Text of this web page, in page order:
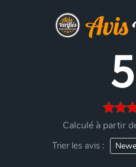
5
Calculé à partir
Trier les avis :